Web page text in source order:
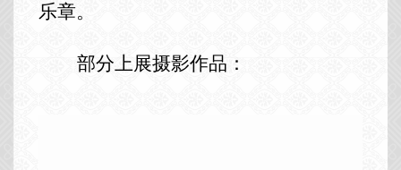
乐章。
部分上展摄影作品：